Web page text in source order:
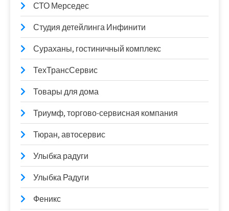
СТО Мерседес
Студия детейлинга Инфинити
Сураханы, гостиничный комплекс
ТехТрансСервис
Товары для дома
Триумф, торгово-сервисная компания
Тюран, автосервис
Улыбка радуги
Улыбка Радуги
Феникс